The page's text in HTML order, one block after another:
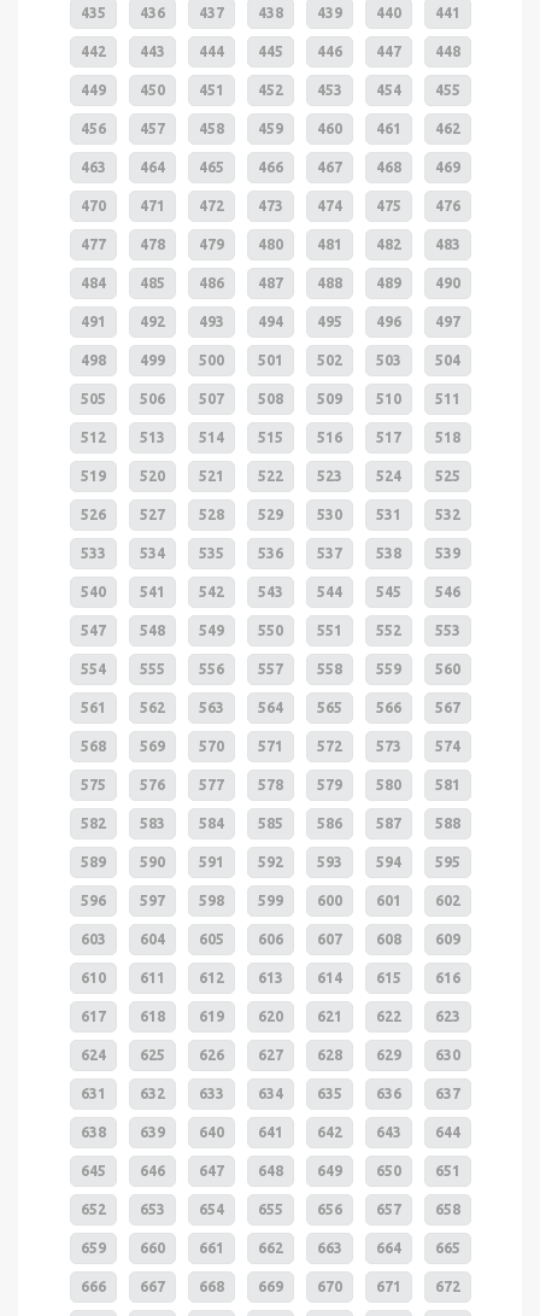
435 436 437 438 439 440 441
442 443 444 445 446 447 448
449 450 451 452 453 454 455
456 457 458 459 460 461 462
463 464 465 466 467 468 469
470 471 472 473 474 475 476
477 478 479 480 481 482 483
484 485 486 487 488 489 490
491 492 493 494 495 496 497
498 499 500 501 502 503 504
505 506 507 508 509 510 511
512 513 514 515 516 517 518
519 520 521 522 523 524 525
526 527 528 529 530 531 532
533 534 535 536 537 538 539
540 541 542 543 544 545 546
547 548 549 550 551 552 553
554 555 556 557 558 559 560
561 562 563 564 565 566 567
568 569 570 571 572 573 574
575 576 577 578 579 580 581
582 583 584 585 586 587 588
589 590 591 592 593 594 595
596 597 598 599 600 601 602
603 604 605 606 607 608 609
610 611 612 613 614 615 616
617 618 619 620 621 622 623
624 625 626 627 628 629 630
631 632 633 634 635 636 637
638 639 640 641 642 643 644
645 646 647 648 649 650 651
652 653 654 655 656 657 658
659 660 661 662 663 664 665
666 667 668 669 670 671 672